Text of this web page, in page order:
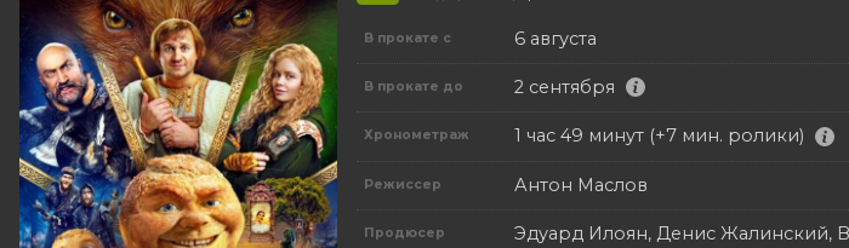
В прокате с 6 августа
В прокате до 2 сентября
Хронометраж 1 час 49 минут (+7 мин. ролики)
Режиссер Антон Маслов
Продюсер Эдуард Илоян, Денис Жалинский,